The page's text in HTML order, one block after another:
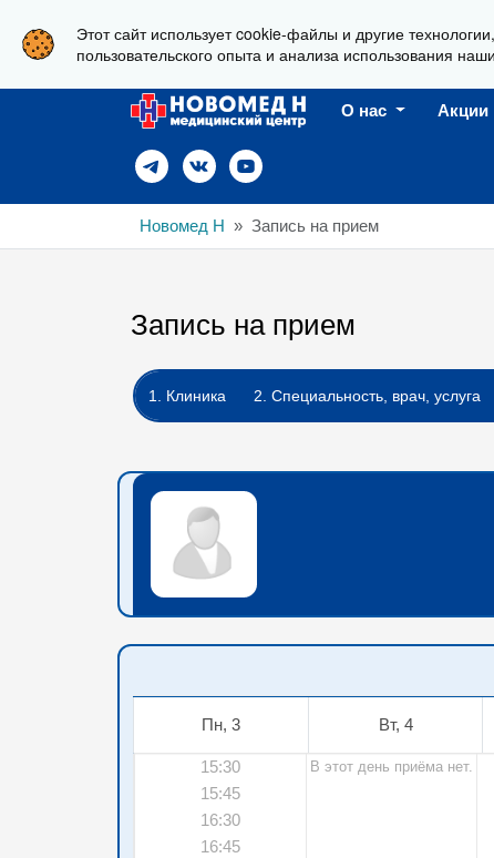
Этот сайт использует cookie-файлы и другие
пользовательского опыта и анализа использования
г. Новороссийск, ул. Пионерская, 23
О нас Акции
Новомед Н Запись на прием
Запись на прием
1. Клиника 2. Специальность, врач, услуга
Пн, 3 Вт, 4
15:30
15:45
16:30
16:45
В этот день приёма нет.